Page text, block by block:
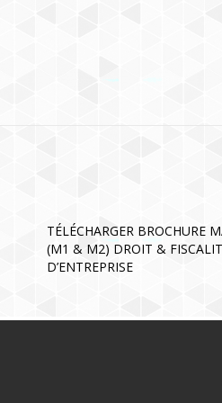
TÉLÉCHARGER BROCHURE
(M1 & M2) DROIT &
D’ENTREPRISE